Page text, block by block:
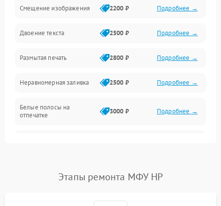
Механика и узлы
Программные сбои
Подключение и интерфейсы
Дисплей и органы управления
Изображение
Смещение изображения 2200 ₽ Подробнее →
Двоение текста 2500 ₽ Подробнее →
Размытая печать 2800 ₽ Подробнее →
Неравномерная заливка 2500 ₽ Подробнее →
Белые полосы на
отпечатке
3000 ₽ Подробнее →
Этапы ремонта МФУ HP